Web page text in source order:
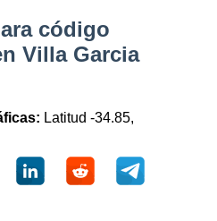
código
Villa Garcia
Latitud -34.85,